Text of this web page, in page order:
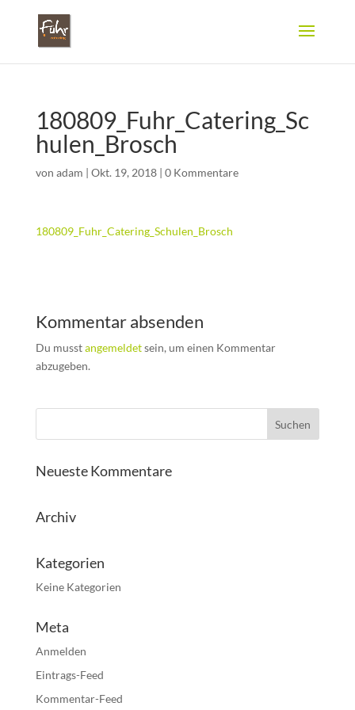
180809_Fuhr_Catering_Sc
hulen_Brosch
von adam | Okt. 19, 2018| 0 Kommentare
180809_Fuhr_Catering_Schulen_Brosch
Kommentar absenden
Du musstangemeldetsein, um einen Kommentar
abzugeben.
Neueste Kommentare
Archiv
Kategorien
Keine Kategorien
Meta
Anmelden
Eintrags-Feed
Kommentar-Feed